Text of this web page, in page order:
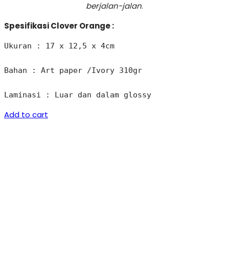
berjalan-jalan.
Spesifikasi Clover Orange :
Ukuran : 17 x 12,5 x 4cm
Bahan : Art paper /Ivory 310gr
Laminasi : Luar dan dalam glossy
Add to cart